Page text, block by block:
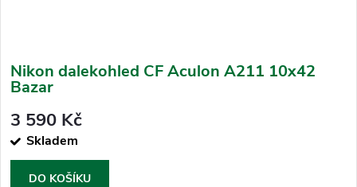
Nikon dalekohled CF Aculon A211 10x42
Bazar
3 590 Kč
Skladem
DO KOŠÍKU